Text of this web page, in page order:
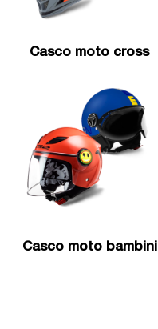
Casco moto cross
Casco moto bambini